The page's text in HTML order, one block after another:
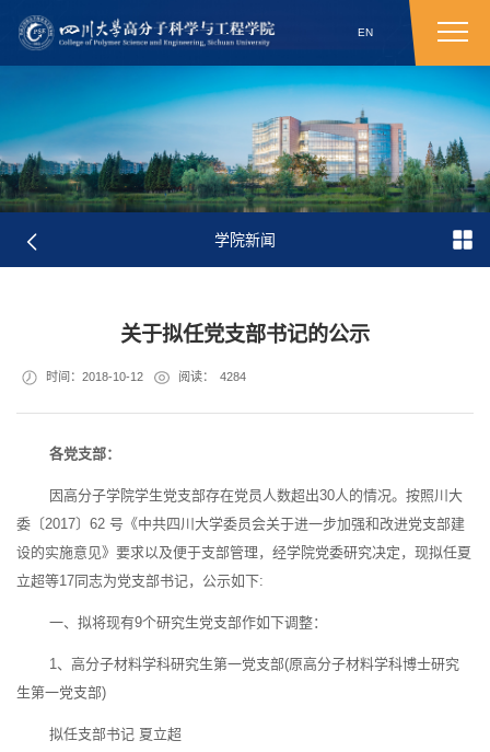
EN
学院新闻
关于拟任党支部书记的公示
时间：2018-10-12 阅读： 4284
各党支部：
因高分子学院学生党支部存在党员人数超出30人的情况。按照川大
委〔2017〕62 号《中共四川大学委员会关于进一步加强和改进党支部建
设的实施意见》要求以及便于支部管理，经学院党委研究决定，现拟任夏
立超等17同志为党支部书记，公示如下:
一、拟将现有9个研究生党支部作如下调整：
1、高分子材料学科研究生第一党支部(原高分子材料学科博士研究
生第一党支部)
拟任支部书记 夏立超